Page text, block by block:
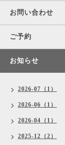
お問い合わせ
ご予約
お知らせ
2026-07（1）
2026-06（1）
2026-04（1）
2025-12（2）